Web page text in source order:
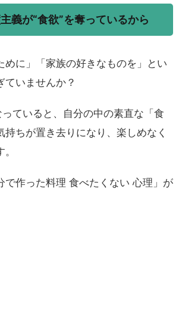
義が“食欲”を奪っているから
めに」「家族の好きなものを」とい
ていませんか？
っていると、自分の中の素直な「食
持ちが置き去りになり、楽しめなく
で作った料理 食べたくない 心理」が